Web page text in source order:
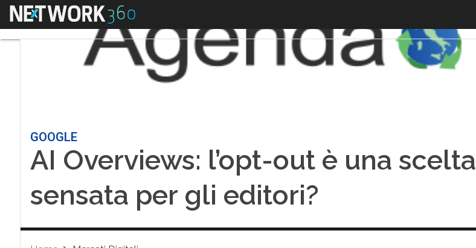
Menu
GOOGLE
AI Overviews: l’opt-out è una scelta
sensata per gli editori?